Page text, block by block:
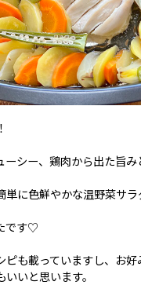
ーシー、鶏肉から出た旨
単に色鮮やかな温野菜サ
です♡
ピも載っていますし、お
いと思います。